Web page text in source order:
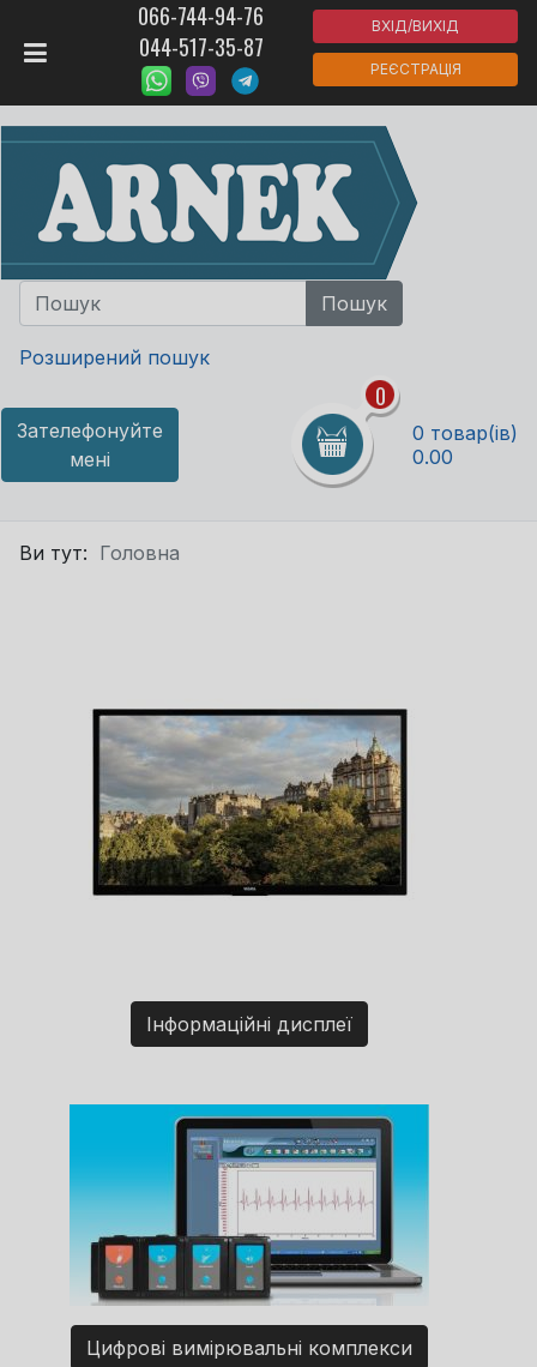
066-744-94-76
044-517-35-87
ВХІД/ВИХІД
РЕЄСТРАЦІЯ
Розширений пошук
Зателефонуйте
мені
0
0 товар(ів)
0.00
Ви тут: Головна
Інформаційні дисплеї
Цифрові вимірювальні комплекси